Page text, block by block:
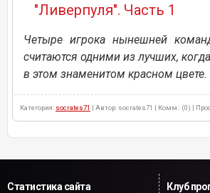
"Ливерпуля". Часть 1
Четыре игрока нынешней
считаются одними из лучших,
в этом знаменитом красном цвете.
Категория: socrates71 | Автор: socrates71 | Комм.: (0) |
Статистика сайта
Клуб